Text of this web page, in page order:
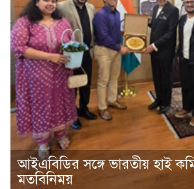
আইএবিডির সঙ্গে ভারতীয় হাই
মতবিনিময়